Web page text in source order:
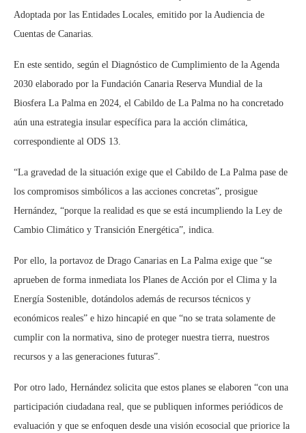
Adoptada por las Entidades Locales, emitido por la Audiencia de
Cuentas de Canarias.
En este sentido, según el Diagnóstico de Cumplimiento de la Agenda
2030 elaborado por la Fundación Canaria Reserva Mundial de la
Biosfera La Palma en 2024, el Cabildo de La Palma no ha concretado
aún una estrategia insular específica para la acción climática,
correspondiente al ODS 13.
“La gravedad de la situación exige que el Cabildo de La Palma pase de
los compromisos simbólicos a las acciones concretas”, prosigue
Hernández, “porque la realidad es que se está incumpliendo la Ley de
Cambio Climático y Transición Energética”, indica.
Por ello, la portavoz de Drago Canarias en La Palma exige que “se
aprueben de forma inmediata los Planes de Acción por el Clima y la
Energía Sostenible, dotándolos además de recursos técnicos y
económicos reales” e hizo hincapié en que “no se trata solamente de
cumplir con la normativa, sino de proteger nuestra tierra, nuestros
recursos y a las generaciones futuras”.
Por otro lado, Hernández solicita que estos planes se elaboren “con una
participación ciudadana real, que se publiquen informes periódicos de
evaluación y que se enfoquen desde una visión ecosocial que priorice la